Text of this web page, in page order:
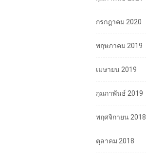
กรกฎาคม 2020
พฤษภาคม 2019
เมษายน 2019
กุมภาพันธ์ 2019
พฤศจิกายน 2018
ตุลาคม 2018